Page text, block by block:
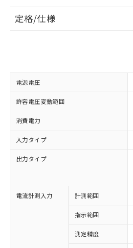
定格/仕様
電源電圧
許容電圧変動範囲
消費電力
入力タイプ
出力タイプ
電流計測入力 計測範囲
指示範囲
測定精度